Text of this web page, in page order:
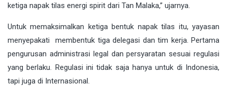
ketiga napak tilas energi spirit dari Tan Malaka,” ujarnya.
Untuk memaksimalkan ketiga bentuk napak tilas itu, yayasan
menyepakati membentuk tiga delegasi dan tim kerja. Pertama
pengurusan administrasi legal dan persyaratan sesuai regulasi
yang berlaku. Regulasi ini tidak saja hanya untuk di Indonesia,
tapi juga di Internasional.